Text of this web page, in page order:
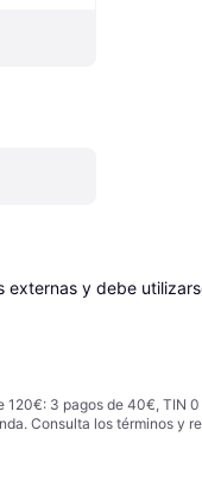
externas y debe
3 pagos de 40€,
Consulta los términos y